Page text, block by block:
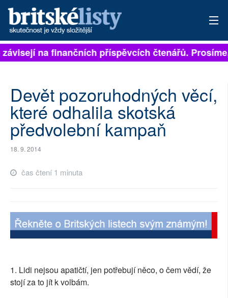
PŘIHLÁSIT
ARCHIV
ROZHOVORY
TÉMATA
NEJČTENĚJŠÍ ZA 7 DNÍ
PŘÍSPĚVKY NA PROVOZ
SOCIÁLNÍ SÍTĚ
PLNÁ VERZE STRÁNEK
na finančních příspěvcích čtenářů.
Devět pozoruhodných věcí,
které odhalila skotská
předvolební kampaň
18. 9. 2014
čas čtení 1 minuta
1. Lidi nejsou apatičtí, jen potřebují něco, o čem vědí, že
stojí za to jít k volbám.